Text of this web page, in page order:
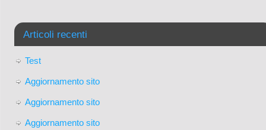
Articoli recenti
Test
Aggiornamento sito
Aggiornamento sito
Aggiornamento sito